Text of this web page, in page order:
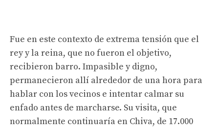
Fue en este contexto de extrema tensión que el
rey y la reina, que no fueron el objetivo,
recibieron barro. Impasible y digno,
permanecieron allí alrededor de una hora para
hablar con los vecinos e intentar calmar su
enfado antes de marcharse. Su visita, que
normalmente continuaría en Chiva, de 17.000